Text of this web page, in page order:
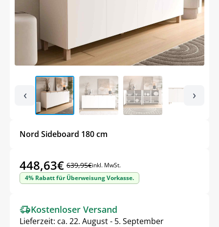
‹ ›
Nord Sideboard 180 cm
639,95€
Ursprünglicher
Preis
639,95€
448,63€
Aktueller
Preis
448,63€.
inkl. MwSt.
4% Rabatt für Überweisung Vorkasse.
Kostenloser Versand
Lieferzeit: ca. 22. August - 5. September